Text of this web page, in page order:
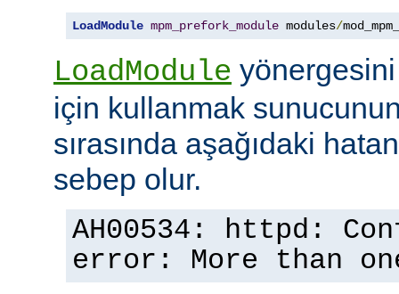
LoadModule mpm_prefork_module modules/
LoadModule
için kullanmak
sırasında aşağıdaki
sebep olur.
AH00534: httpd:
error: More than